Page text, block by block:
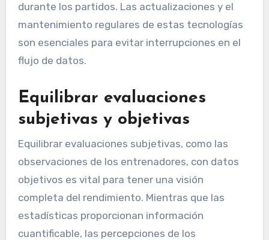
durante los partidos. Las actualizaciones y el
mantenimiento regulares de estas tecnologías
son esenciales para evitar interrupciones en el
flujo de datos.
Equilibrar evaluaciones
subjetivas y objetivas
Equilibrar evaluaciones subjetivas, como las
observaciones de los entrenadores, con datos
objetivos es vital para tener una visión
completa del rendimiento. Mientras que las
estadísticas proporcionan información
cuantificable, las percepciones de los